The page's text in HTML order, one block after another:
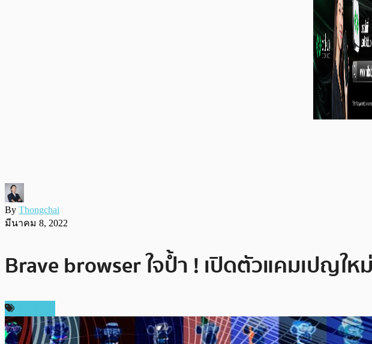
By Thongchai
มีนาคม 8, 2022
Brave browser ใจป้ำ ! เปิดตัวแคมเปญให